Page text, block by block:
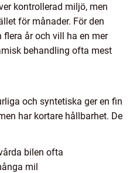
kontrollerad miljö, men
för månader. För den
år och vill ha en mer
behandling ofta mest
och syntetiska ger en fin
har kortare hållbarhet. De
bilen ofta
mil